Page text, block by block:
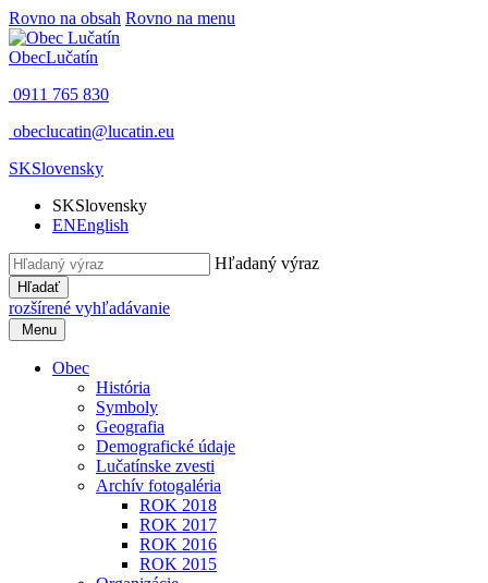
Rovno na obsah Rovno na menu
ObecLučatín
0911 765 830
obeclucatin@lucatin.eu
SKSlovensky
SKSlovensky
ENEnglish
Hľadaný výraz
Hľadať
rozšírené vyhľadávanie
Menu
Obec
História
Symboly
Geografia
Demografické údaje
Lučatínske zvesti
Archív fotogaléria
ROK 2018
ROK 2017
ROK 2016
ROK 2015